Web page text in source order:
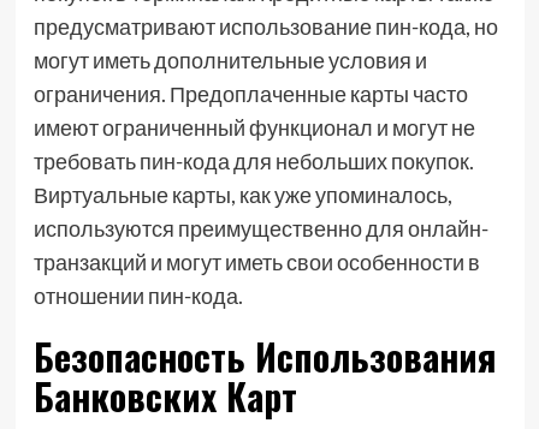
предусматривают использование пин-кода, но
могут иметь дополнительные условия и
ограничения. Предоплаченные карты часто
имеют ограниченный функционал и могут не
требовать пин-кода для небольших покупок.
Виртуальные карты, как уже упоминалось,
используются преимущественно для онлайн-
транзакций и могут иметь свои особенности в
отношении пин-кода.
Безопасность Использования
Банковских Карт